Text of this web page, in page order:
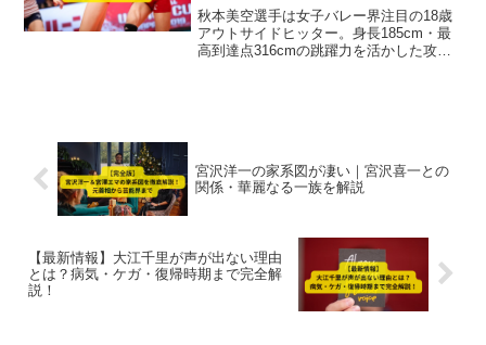
新版】
秋本美空選手は女子バレー界注目の18歳
アウトサイドヒッター。身長185cm・最
高到達点316cmの跳躍力を活かした攻守
宮沢洋一の家系図が凄い｜宮沢喜一との
関係・華麗なる一族を解説
【最新情報】大江千里が声が出ない理由
とは？病気・ケガ・復帰時期まで完全解
説！